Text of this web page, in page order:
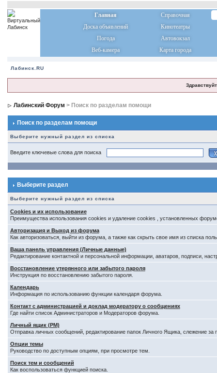
Главная
Справочная
Доска объявлений
Кинотеатры
Погода
Автовокзал
Веб-камера
Карта города
Лабинск.RU
Лабинский Форум > Поиск по разделам помощи
Поиск по разделам помощи
Выберите нужный раздел из списка
Введите ключевые слова для поиска
Выберите раздел
Выберите нужный раздел из списка
Cookies и их использование
Преимущества использования cookies и удаление cookies , установленных
Авторизация и Выход из форума
Как авторизоваться, выйти из форума, а также как скрыть свое имя из списка
Ваша панель управления (Личные данные)
Редактирование контактной и персональной информации, аватаров, подписи,
Восстановление утерянного или забытого пароля
Инструкция по восстановлению забытого пароля.
Календарь
Информация по использованию функции календаря форума.
Контакт с администрацией и доклад модератору о сообщениях
Где найти список Администраторов и Модераторов форума.
Личный ящик (PM)
Отправка личных сообщений, редактирование папок Личного Ящика, слежение
Опции темы
Руководство по доступным опциям, при просмотре тем.
Поиск тем и сообщений
Как воспользоваться функцией поиска.